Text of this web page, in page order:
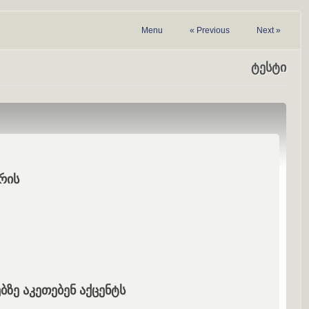
Menu « Previous Next»
ტესტი
აკეთებენ აქცენტს